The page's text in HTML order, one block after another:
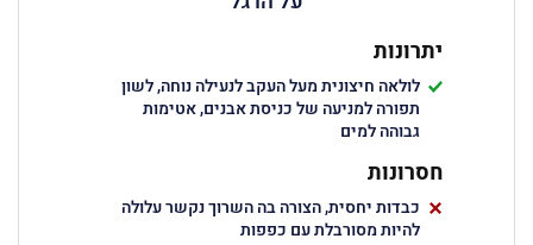
יתרונות
לולאה חיצונית מעל העקב לנעילה נוחה, לשון
תפורה למניעה של כניסת אבנים, אטימות
גבוהה למים
חסרונות
כבדות יחסית, הצורה בה השרוך נקשר עלולה
להיות מסורבלת עם כפפות